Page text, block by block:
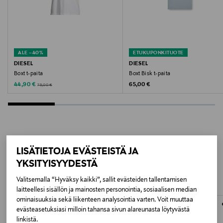
LISÄTIETOJA EVÄSTEISTÄ JA
YKSITYISYYDESTÄ
Valitsemalla “Hyväksy kaikki”, sallit evästeiden tallentamisen
laitteellesi sisällön ja mainosten personointia, sosiaalisen median
ominaisuuksia sekä liikenteen analysointia varten. Voit muuttaa
evästeasetuksiasi milloin tahansa sivun alareunasta löytyvästä
linkistä.
Bulgaria
Valmistajan tuotenumero
A20036-0EPCA
Valmistajan osoite
via dell’Industria 4/6, 36042 Breganze (VI), Italy
Digitaalinen osoite
ALE –40%
DIESEL
Boxt t-paita
Discounted Price
44,90 € Original Price
75,00 €
ETUKUPONKITUOTE
DIESEL
Boxt Bisk t-paita
Original Price
65,00 €
LISÄÄ KIINNOSTAVIA
TUOTTEITA